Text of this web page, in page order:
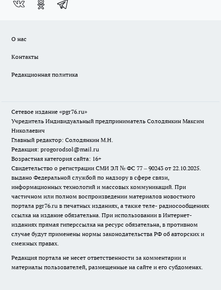
О нас
Контакты
Редакционная политика
Сетевое издание «pgr76.ru»
Учредитель Индивидуальный предприниматель Солодянкин Максим
Николаевич
Главный редактор: Солодянкин М.Н.
Редакция: progorodsol@mail.ru
Возрастная категория сайта: 16+
Свидетельство о регистрации СМИ ЭЛ № ФС 77 – 90243 от 22.10.2025.
выдано Федеральной службой по надзору в сфере связи,
информационных технологий и массовых коммуникаций. При
частичном или полном воспроизведении материалов новостного
портала pgr76.ru в печатных изданиях, а также теле- радиосообщениях
ссылка на издание обязательна. При использовании в Интернет-
изданиях прямая гиперссылка на ресурс обязательна, в противном
случае будут применены нормы законодательства РФ об авторских и
смежных правах.
Редакция портала не несет ответственности за комментарии и
материалы пользователей, размещенные на сайте и его субдоменах.